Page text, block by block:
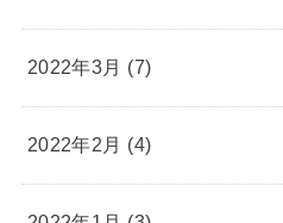
2022年3月 (7)
2022年2月 (4)